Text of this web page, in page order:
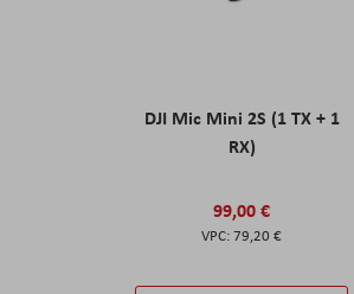
DJI Mic Mini 2S (1 TX + 1
RX)
99,00 €
79,20 €